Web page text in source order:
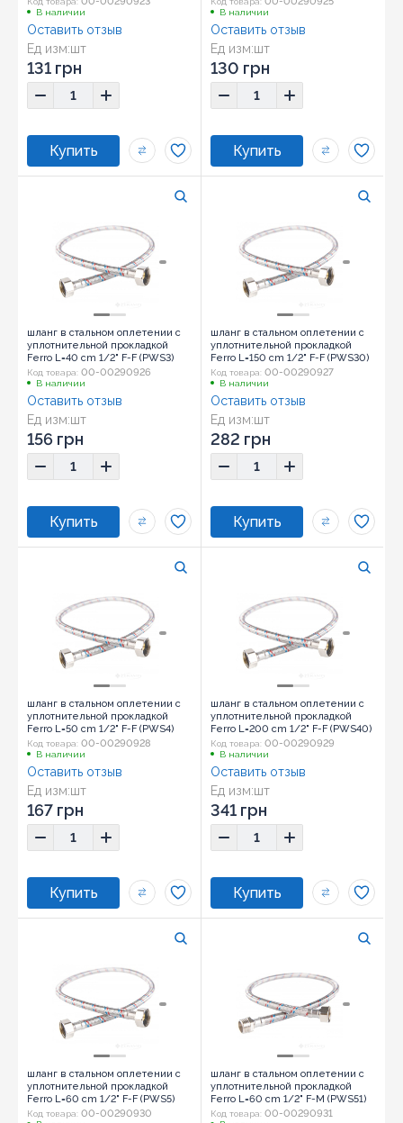
В наличии
Ед изм:шт
Оставить отзыв
131 грн
В наличии
Ед изм:шт
Оставить отзыв
130 грн
шланг в стальном оплетении с
уплотнительной прокладкой
Ferro L=40 cm 1/2" F-F (PWS3)
Код товара: 00-00290926
В наличии
Ед изм:шт
Оставить отзыв
156 грн
шланг в стальном оплетении с
уплотнительной прокладкой
Ferro L=150 cm 1/2" F-F (PWS30)
Код товара: 00-00290927
В наличии
Ед изм:шт
Оставить отзыв
282 грн
шланг в стальном оплетении с
уплотнительной прокладкой
Ferro L=50 cm 1/2" F-F (PWS4)
Код товара: 00-00290928
В наличии
Ед изм:шт
Оставить отзыв
167 грн
шланг в стальном оплетении с
уплотнительной прокладкой
Ferro L=200 cm 1/2" F-F (PWS40)
Код товара: 00-00290929
В наличии
Ед изм:шт
Оставить отзыв
341 грн
шланг в стальном оплетении с
уплотнительной прокладкой
Ferro L=60 cm 1/2" F-F (PWS5)
Код товара: 00-00290930
шланг в стальном оплетении с
уплотнительной прокладкой
Ferro L=60 cm 1/2" F-M (PWS51)
Код товара: 00-00290931